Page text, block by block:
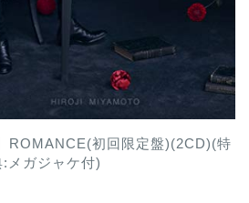
ROMANCE(初回限定盤)(2CD)(特
:メガジャケ付)